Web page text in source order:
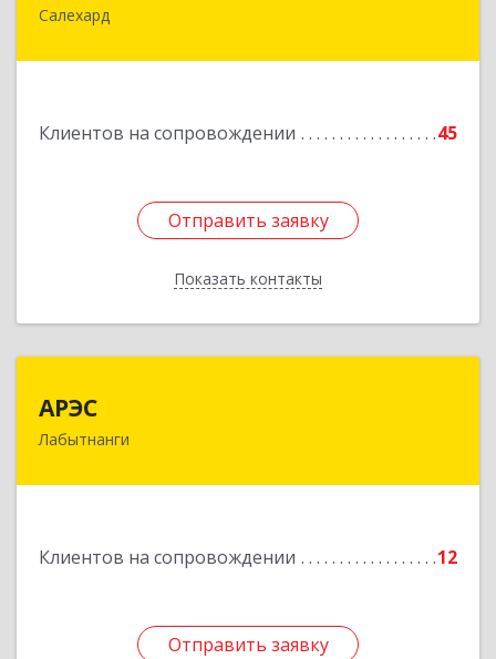
Салехард
Клиентов на сопровождении 45
Отправить заявку
Показать контакты
629003, Ямало-Ненецкий АО, Салехард г,
Отправить заявку
Назад
АРЭС
Лабытнанги
Клиентов на сопровождении 12
Отправить заявку
629400, Ямало-Ненецкий АО, Лабытнанги г,
Отправить заявку